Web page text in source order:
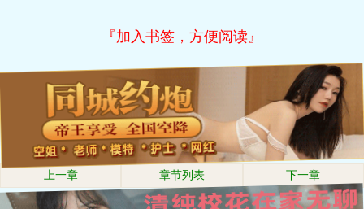
『加入书签，方便阅读』
上一章 章节列表 下一章